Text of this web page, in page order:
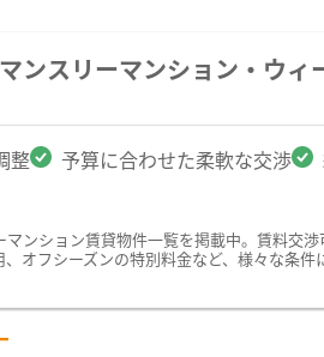
ンスリーマンション・ウィ
整 予算に合わせた柔軟な交渉
ンション賃貸物件一覧を掲載中。賃料交
オフシーズンの特別料金など、様々な条